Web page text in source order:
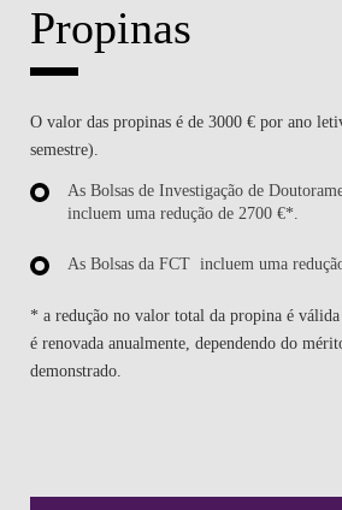
Propinas
O valor das propinas é de 3000 € por ano
semestre).
As Bolsas de Investigação de
incluem uma redução de 2700 €*.
As Bolsas da FCT incluem uma
* a redução no valor total da propina é
é renovada anualmente, dependendo do
demonstrado.